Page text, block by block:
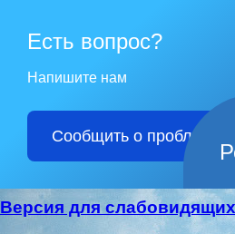
Есть вопрос?
Напишите нам
Сообщить о проблеме
Версия для слабовидящих